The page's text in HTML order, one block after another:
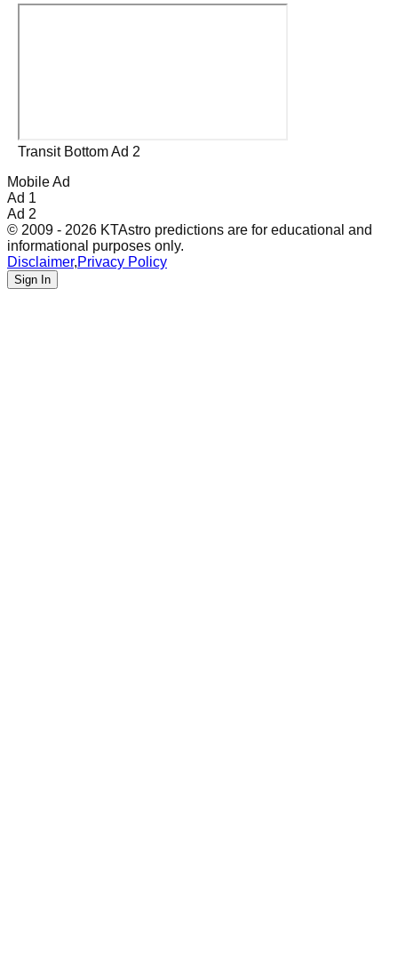
Transit Bottom Ad 2
Mobile Ad
Ad 1
Ad 2
© 2009 - 2026 KTAstro predictions are for educational and
informational purposes only.
Disclaimer,Privacy Policy
Sign In